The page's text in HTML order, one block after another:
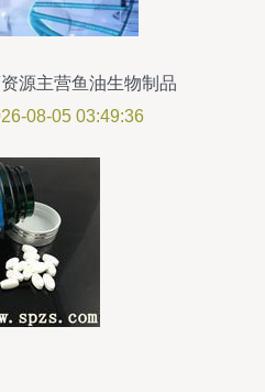
源主营鱼油生物制品
08-05 03:49:36